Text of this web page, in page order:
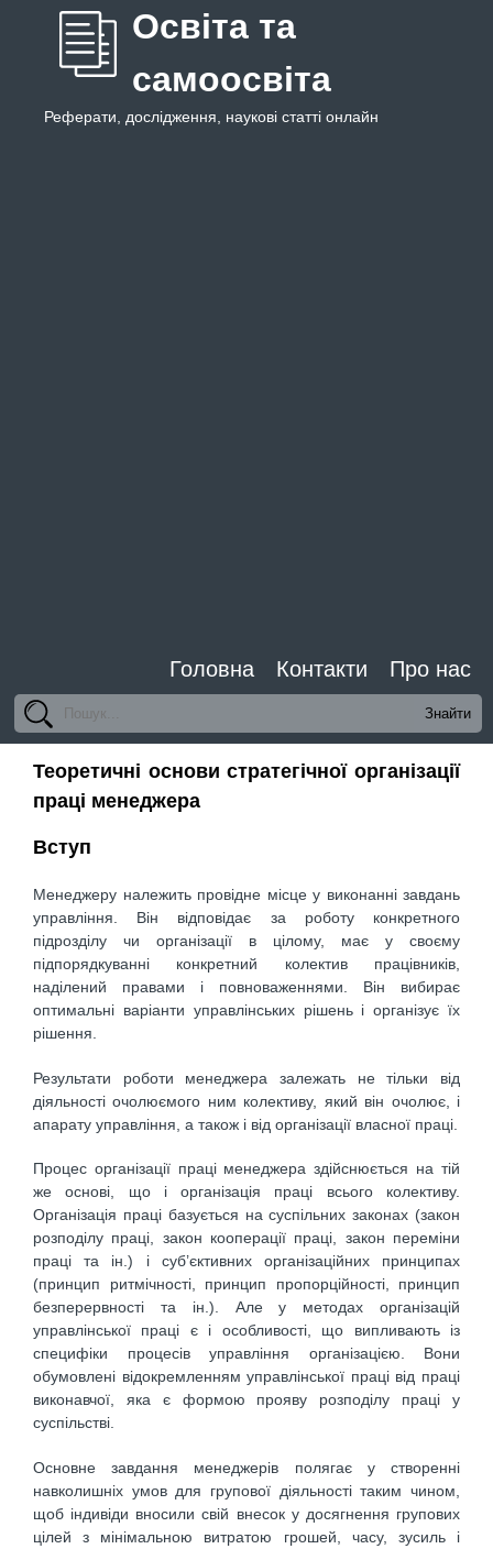
Освіта та
самоосвіта
Реферати, дослідження, наукові статті онлайн
Головна Контакти Про нас
Теоретичні основи стратегічної організації
праці менеджера
Вступ
Менеджеру належить провідне місце у виконанні завдань
управління. Він відповідає за роботу конкретного
підрозділу чи організації в цілому, має у своєму
підпорядкуванні конкретний колектив працівників,
наділений правами і повноваженнями. Він вибирає
оптимальні варіанти управлінських рішень і організує їх
рішення.
Результати роботи менеджера залежать не тільки від
діяльності очолюємого ним колективу, який він очолює, і
апарату управління, а також і від організації власної праці.
Процес організації праці менеджера здійснюється на тій
же основі, що і організація праці всього колективу.
Організація праці базується на суспільних законах (закон
розподілу праці, закон кооперації праці, закон переміни
праці та ін.) і суб’єктивних організаційних принципах
(принцип ритмічності, принцип пропорційності, принцип
безперервності та ін.). Але у методах організацій
управлінської праці є і особливості, що випливають із
специфіки процесів управління організацією. Вони
обумовлені відокремленням управлінської праці від праці
виконавчої, яка є формою прояву розподілу праці у
суспільстві.
Основне завдання менеджерів полягає у створенні
навколишніх умов для групової діяльності таким чином,
щоб індивіди вносили свій внесок у досягнення групових
цілей з мінімальною витратою грошей, часу, зусиль і